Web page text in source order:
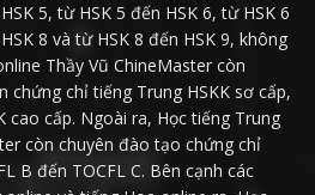
5, từ HSK 5 đến HSK 6, từ HSK 6
8 và từ HSK 8 đến HSK 9, không
Thầy Vũ ChineMaster còn
chỉ tiếng Trung HSKK sơ cấp,
cao cấp. Ngoài ra, Học tiếng Trung
còn chuyên đào tạo chứng chỉ
B đến TOCFL C. Bên cạnh các